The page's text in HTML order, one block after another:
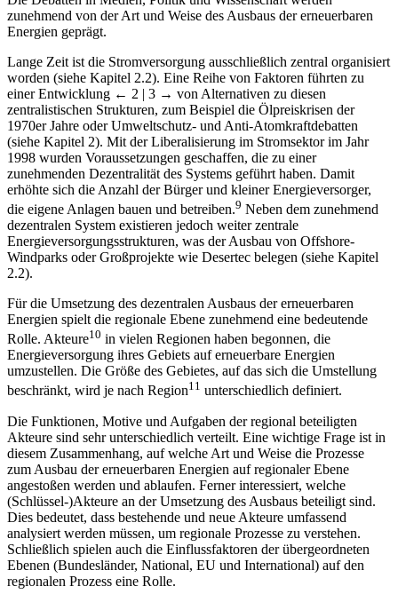
zunehmend von der Art und Weise des Ausbaus der erneuerbaren
Energien geprägt.
Lange Zeit ist die Stromversorgung ausschließlich zentral organisiert
worden (siehe Kapitel 2.2). Eine Reihe von Faktoren führten zu
einer Entwicklung ← 2 | 3 → von Alternativen zu diesen
zentralistischen Strukturen, zum Beispiel die Ölpreiskrisen der
1970er Jahre oder Umweltschutz- und Anti-Atomkraftdebatten
(siehe Kapitel 2). Mit der Liberalisierung im Stromsektor im Jahr
1998 wurden Voraussetzungen geschaffen, die zu einer
zunehmenden Dezentralität des Systems geführt haben. Damit
erhöhte sich die Anzahl der Bürger und kleiner Energieversorger,
die eigene Anlagen bauen und betreiben.9 Neben dem zunehmend
dezentralen System existieren jedoch weiter zentrale
Energieversorgungsstrukturen, was der Ausbau von Offshore-
Windparks oder Großprojekte wie Desertec belegen (siehe Kapitel
2.2).
Für die Umsetzung des dezentralen Ausbaus der erneuerbaren
Energien spielt die regionale Ebene zunehmend eine bedeutende
Rolle. Akteure10 in vielen Regionen haben begonnen, die
Energieversorgung ihres Gebiets auf erneuerbare Energien
umzustellen. Die Größe des Gebietes, auf das sich die Umstellung
beschränkt, wird je nach Region11 unterschiedlich definiert.
Die Funktionen, Motive und Aufgaben der regional beteiligten
Akteure sind sehr unterschiedlich verteilt. Eine wichtige Frage ist in
diesem Zusammenhang, auf welche Art und Weise die Prozesse
zum Ausbau der erneuerbaren Energien auf regionaler Ebene
angestoßen werden und ablaufen. Ferner interessiert, welche
(Schlüssel-)Akteure an der Umsetzung des Ausbaus beteiligt sind.
Dies bedeutet, dass bestehende und neue Akteure umfassend
analysiert werden müssen, um regionale Prozesse zu verstehen.
Schließlich spielen auch die Einflussfaktoren der übergeordneten
Ebenen (Bundesländer, National, EU und International) auf den
regionalen Prozess eine Rolle.